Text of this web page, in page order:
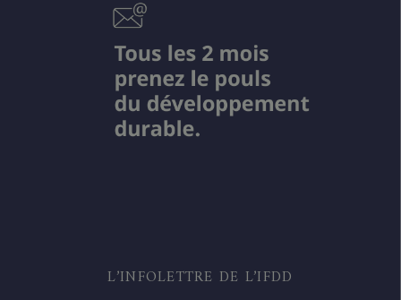
L’INFOLETTRE DE L’IFDD